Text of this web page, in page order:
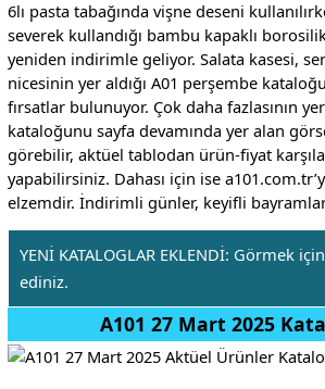
6lı pasta tabağında vişne deseni
severek kullandığı bambu kapaklı
yeniden indirimle geliyor. Salata kasesi,
nicesinin yer aldığı A01 perşembe
fırsatlar bulunuyor. Çok daha fazlasının yer
kataloğunu sayfa devamında yer alan
görebilir, aktüel tablodan ürün-fiyat
yapabilirsiniz. Dahası için ise
elzemdir. İndirimli günler, keyifli
YENİ KATALOGLAR EKLENDİ: Görmek için
ediniz.
A101 27 Mart 2025